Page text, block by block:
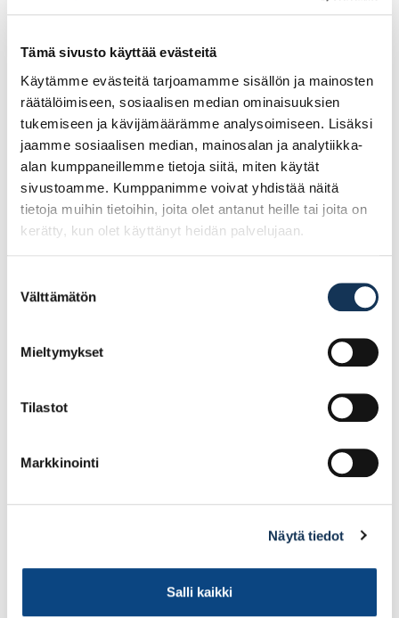
Tämä sivusto käyttää evästeitä
Käytämme evästeitä tarjoamamme sisällön ja mainosten
räätälöimiseen, sosiaalisen median ominaisuuksien
tukemiseen ja kävijämäärämme analysoimiseen. Lisäksi
jaamme sosiaalisen median, mainosalan ja analytiikka-
alan kumppaneillemme tietoja siitä, miten käytät
sivustoamme. Kumppanimme voivat yhdistää näitä
tietoja muihin tietoihin, joita olet antanut heille tai joita on
kerätty, kun olet käyttänyt heidän palvelujaan.
valinta
Välttämätön
Mieltymykset
Tilastot
Markkinointi
Näytä tiedot
Salli kaikki
Tutustu myös
13.55€ /kpl(alv. 0%)